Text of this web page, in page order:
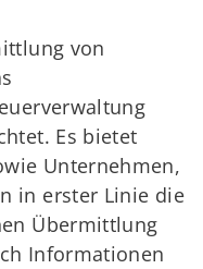
von
Es bietet
Unternehmen,
in erster Linie die
Übermittlung
Informationen